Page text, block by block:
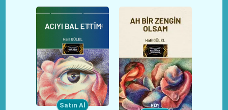
Satın Al